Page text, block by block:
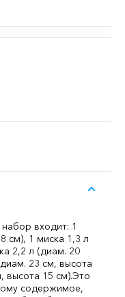
входит: 1
см), 1 миска 1,3 л
2,2 л (диам. 20
23 см, высота
высота 15 см).Это
содержимое,